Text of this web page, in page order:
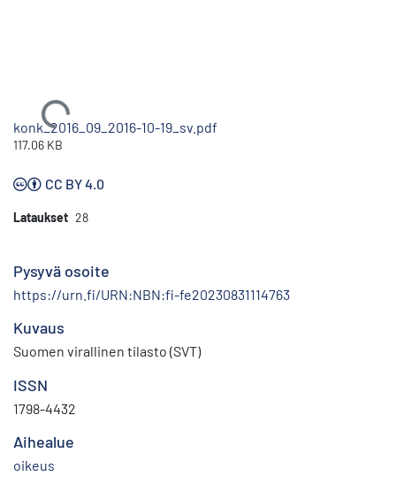
Ladataan...
konk_2016_09_2016-10-19_sv.pdf
117.06 KB
CC BY 4.0
Lataukset 28
Pysyvä osoite
https://urn.fi/URN:NBN:fi-fe20230831114763
Kuvaus
Suomen virallinen tilasto (SVT)
ISSN
1798-4432
Aihealue
oikeus